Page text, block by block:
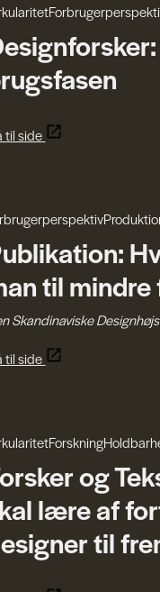
til side
til
Skandinaviske
til side
Forskning
og
lære af
til